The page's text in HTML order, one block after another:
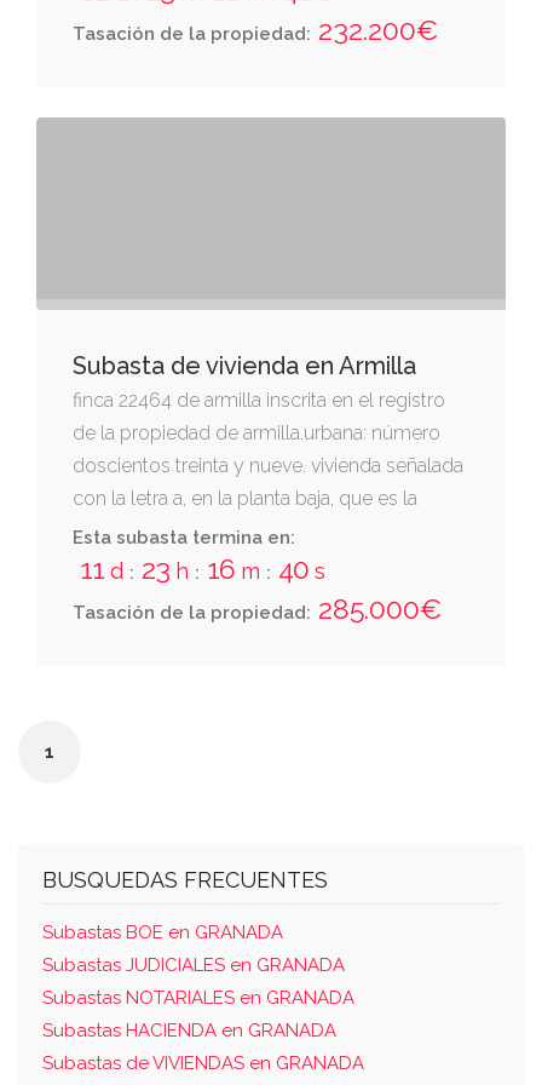
derecha entrando, miguel iborra; izquierda,
agustín hernández molero; espalda, placeta
da frente al callejón segundo de la cruz.
Tasación de la propiedad: 232.200€
Subasta de vivienda en Armilla
finca 22464 de armilla inscrita en el registro
de la propiedad de armilla.urbana: número
doscientos treinta y nueve. vivienda señalada
con la letra a, en la planta baja, que es la
cuarta general del conjunto, perteneciente a
la escalera 4, del portal dos, del bloque uno.
se denomina latitud campus de la salud, en
calle pasaje de la ciencia número uno, y
Esta subasta termina en:
11 d : 23 h : 16 m : 40 s
Tasación de la propiedad: 285.000€
1
BUSQUEDAS FRECUENTES
Subastas BOE en GRANADA
Subastas JUDICIALES en GRANADA
Subastas NOTARIALES en GRANADA
Subastas HACIENDA en GRANADA
Subastas de VIVIENDAS en GRANADA